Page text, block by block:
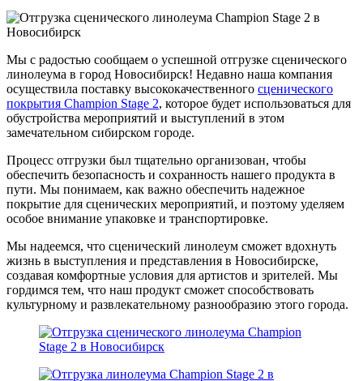
Мы с радостью сообщаем о успешной отгрузке сценического
линолеума в город Новосибирск! Недавно наша компания
осуществила поставку высококачественного сценического
покрытия Champion Stage 2, которое будет использоваться для
обустройства мероприятий и выступлений в этом
замечательном сибирском городе.
Процесс отгрузки был тщательно организован, чтобы
обеспечить безопасность и сохранность нашего продукта в
пути. Мы понимаем, как важно обеспечить надежное
покрытие для сценических мероприятий, и поэтому уделяем
особое внимание упаковке и транспортировке.
Мы надеемся, что сценический линолеум сможет вдохнуть
жизнь в выступления и представления в Новосибирске,
создавая комфортные условия для артистов и зрителей. Мы
гордимся тем, что наш продукт сможет способствовать
культурному и развлекательному разнообразию этого города.